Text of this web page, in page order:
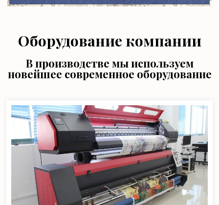
Оборудование компании
В производстве мы используем
новейшее современное оборудование